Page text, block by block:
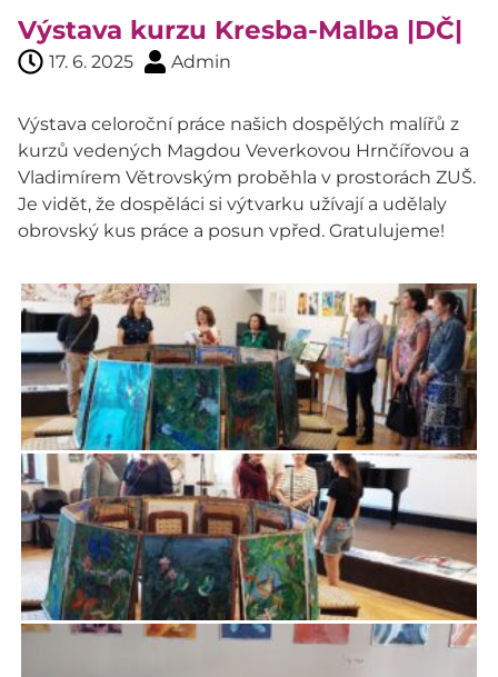
Výstava kurzu Kresba-Malba |DČ|
17. 6. 2025 Admin
Výstava celoroční práce našich dospělých malířů z
kurzů vedených Magdou Veverkovou Hrnčířovou a
Vladimírem Větrovským proběhla v prostorách ZUŠ.
Je vidět, že dospěláci si výtvarku užívají a udělaly
obrovský kus práce a posun vpřed. Gratulujeme!